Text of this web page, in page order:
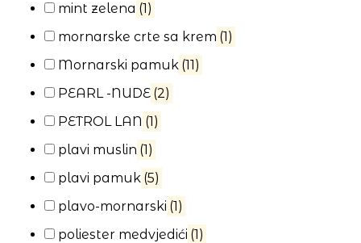
mint zelena (1)
mornarske crte sa krem (1)
Mornarski pamuk (11)
PEARL -NUDE (2)
PETROL LAN (1)
plavi muslin (1)
plavi pamuk (5)
plavo-mornarski (1)
poliester medvjedići (1)